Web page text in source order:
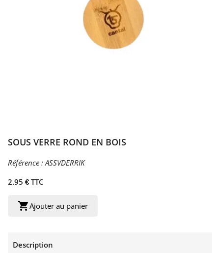
SOUS VERRE ROND EN BOIS
Référence :ASSVDERRIK
2.95 € TTC
shopping_cartAjouter au panier
Description